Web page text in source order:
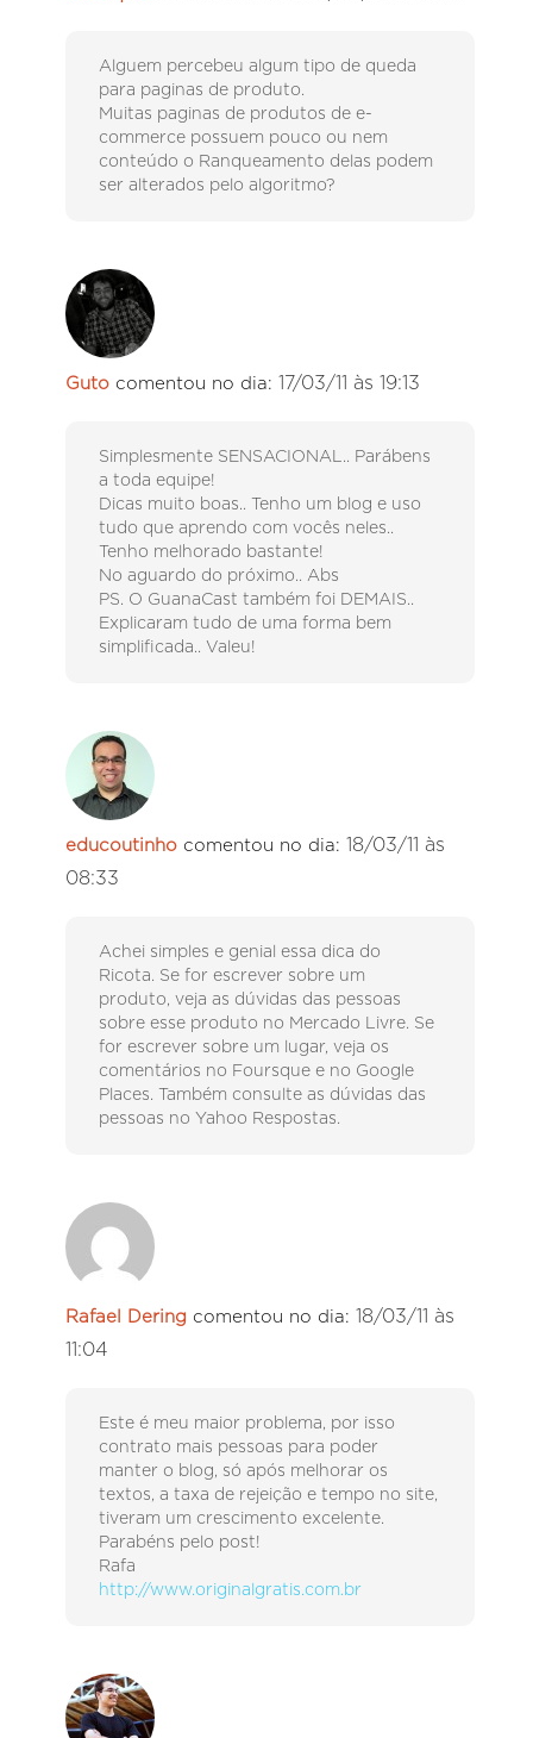
Alguem percebeu algum tipo de queda
para paginas de produto.
Muitas paginas de produtos de e-
commerce possuem pouco ou nem
conteúdo o Ranqueamento delas podem
ser alterados pelo algoritmo?
Guto comentou no dia: 17/03/11 às 19:13
Simplesmente SENSACIONAL.. Parábens
a toda equipe!
Dicas muito boas.. Tenho um blog e uso
tudo que aprendo com vocês neles..
Tenho melhorado bastante!
No aguardo do próximo.. Abs
PS. O GuanaCast também foi DEMAIS..
Explicaram tudo de uma forma bem
simplificada.. Valeu!
educoutinho comentou no dia: 18/03/11 às
08:33
Achei simples e genial essa dica do
Ricota. Se for escrever sobre um
produto, veja as dúvidas das pessoas
sobre esse produto no Mercado Livre. Se
for escrever sobre um lugar, veja os
comentários no Foursque e no Google
Places. Também consulte as dúvidas das
pessoas no Yahoo Respostas.
Rafael Dering comentou no dia: 18/03/11 às
11:04
Este é meu maior problema, por isso
contrato mais pessoas para poder
manter o blog, só após melhorar os
textos, a taxa de rejeição e tempo no site,
tiveram um crescimento excelente.
Parabéns pelo post!
Rafa
http://www.originalgratis.com.br